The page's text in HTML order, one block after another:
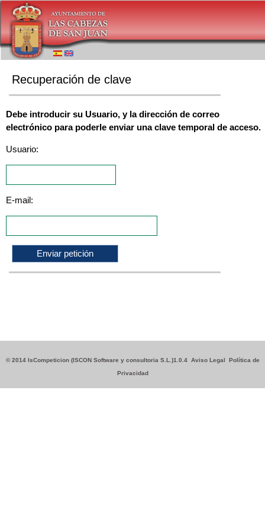
Recuperación de clave
Debe introducir su Usuario, y la dirección de correo
electrónico para poderle enviar una clave temporal de acceso.
Usuario:
E-mail:
© 2014 IsCompeticion (ISCON Software y consultoria S.L.)1.0.4 Aviso Legal Política de
Privacidad